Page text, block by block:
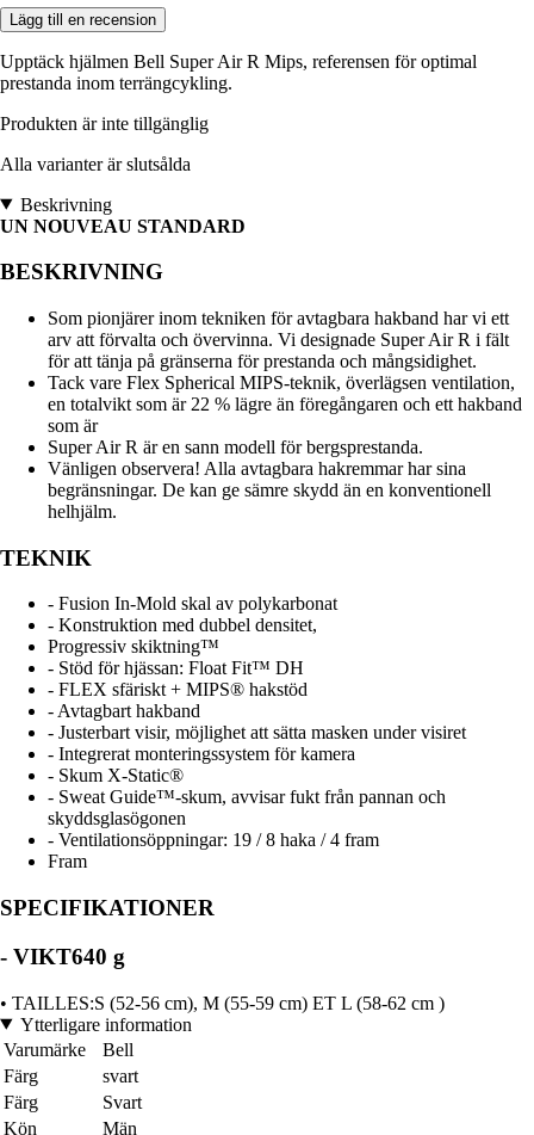
Lägg till en recension
Upptäck hjälmen Bell Super Air R Mips, referensen för optimal
prestanda inom terrängcykling.
Produkten är inte tillgänglig
Alla varianter är slutsålda
Beskrivning
UN NOUVEAU STANDARD
BESKRIVNING
Som pionjärer inom tekniken för avtagbara hakband har vi ett
arv att förvalta och övervinna. Vi designade Super Air R i fält
för att tänja på gränserna för prestanda och mångsidighet.
Tack vare Flex Spherical MIPS-teknik, överlägsen ventilation,
en totalvikt som är 22 % lägre än föregångaren och ett hakband
som är
Super Air R är en sann modell för bergsprestanda.
Vänligen observera! Alla avtagbara hakremmar har sina
begränsningar. De kan ge sämre skydd än en konventionell
helhjälm.
TEKNIK
- Fusion In-Mold skal av polykarbonat
- Konstruktion med dubbel densitet,
Progressiv skiktning™
- Stöd för hjässan: Float Fit™ DH
- FLEX sfäriskt + MIPS® hakstöd
- Avtagbart hakband
- Justerbart visir, möjlighet att sätta masken under visiret
- Integrerat monteringssystem för kamera
- Skum X-Static®
- Sweat Guide™-skum, avvisar fukt från pannan och
skyddsglasögonen
- Ventilationsöppningar: 19 / 8 haka / 4 fram
Fram
SPECIFIKATIONER
- VIKT640 g
• TAILLES:S (52-56 cm), M (55-59 cm) ET L (58-62 cm )
Ytterligare information
Varumärke
Bell
Färg
svart
Färg
Svart
Kön
Män